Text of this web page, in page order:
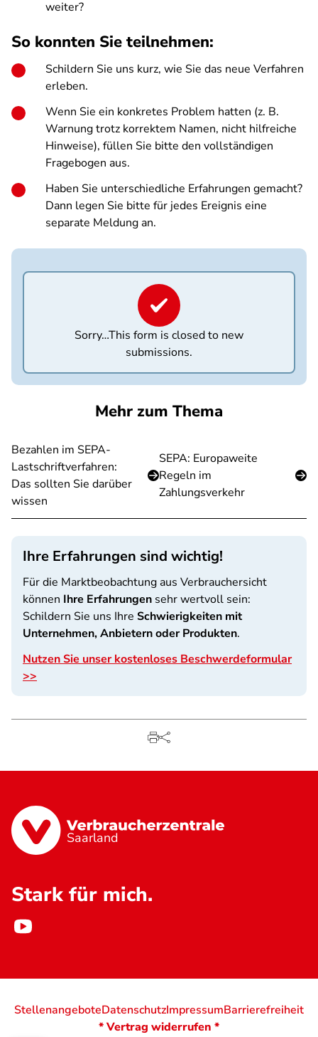
weiter?
So konnten Sie teilnehmen:
Schildern Sie uns kurz, wie Sie das neue Verfahren
erleben.
Wenn Sie ein konkretes Problem hatten (z. B.
Warnung trotz korrektem Namen, nicht hilfreiche
Hinweise), füllen Sie bitte den vollständigen
Fragebogen aus.
Haben Sie unterschiedliche Erfahrungen gemacht?
Dann legen Sie bitte für jedes Ereignis eine
separate Meldung an.
Statusmeldung
Sorry…This form is closed to new
submissions.
Mehr zum Thema
Bezahlen im SEPA-
Lastschriftverfahren:
Das sollten Sie darüber
wissen
SEPA: Europaweite
Regeln im
Zahlungsverkehr
Ihre Erfahrungen sind wichtig!
Für die Marktbeobachtung aus Verbrauchersicht
können Ihre Erfahrungen sehr wertvoll sein:
Schildern Sie uns Ihre Schwierigkeiten mit
Unternehmen, Anbietern oder Produkten.
Nutzen Sie unser kostenloses Beschwerdeformular
>>
Saarland
Stark für mich.
StellenangeboteDatenschutzImpressumBarrierefreiheit
* Vertrag widerrufen *